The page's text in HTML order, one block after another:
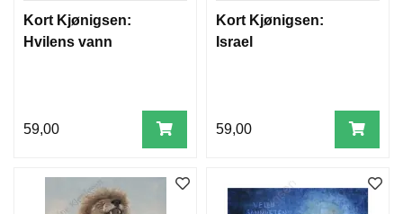
Kort Kjønigsen:
Hvilens vann
59,00
Kort Kjønigsen:
Israel
59,00